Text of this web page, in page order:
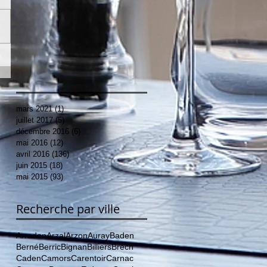
mars 2021 (1)1 post
juillet 2017 (5)5 posts
décembre 2016 (6)
mai 2016 (12)
avril 2016 (136)136 posts
juin 2015 (18) 18 posts
mai 2015 (93) 93 posts
Recherche par ville
ArradonArzalArzonAurayBaden
BernéBerricBignanBilliersBrech
CadenCamorsCarentoirCarnac